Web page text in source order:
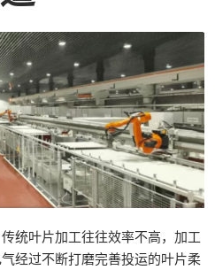
统叶片加工往往效率不高，加工
经过不断打磨完善投运的叶片柔